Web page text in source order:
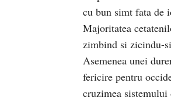
cu bun simt fata de
Majoritatea
zimbind si zicindu-
Asemenea unei
fericire pentru
cruzimea